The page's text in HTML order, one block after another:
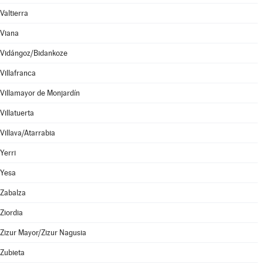
Valtierra
Viana
Vidángoz/Bidankoze
Villafranca
Villamayor de Monjardín
Villatuerta
Villava/Atarrabia
Yerri
Yesa
Zabalza
Ziordia
Zizur Mayor/Zizur Nagusia
Zubieta